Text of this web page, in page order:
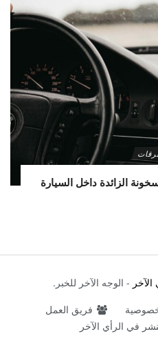
الزائدة داخل السيارة
الآخر - الوجه الآخر للخبر.
فريق العمل
في الرأي الآخر